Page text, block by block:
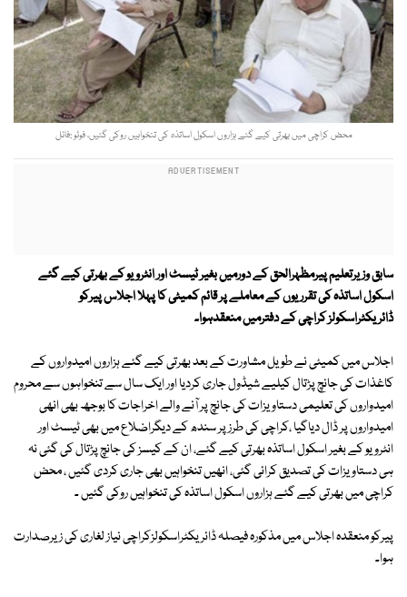
محض کراچی میں بھرتی کیے گئے ہزاروں اسکول اساتذہ کی تنخواہیں روکی گئیں، فوٹو :فائل
سابق وزیرتعلیم پیرمظہرالحق کے دورمیں بغیر ٹیسٹ اور انٹرویو کے بھرتی کیے گئے
اسکول اساتذہ کی تقرریوں کے معاملے پر قائم کمیٹی کا پہلا اجلاس پیرکو
ڈائریکٹراسکولز کراچی کے دفترمیں منعقدہوا۔
اجلاس میں کمیٹی نے طویل مشاورت کے بعد بھرتی کیے گئے ہزاروں امیدواروں کے
کاغذات کی جانچ پڑتال کیلیے شیڈول جاری کردیا اور ایک سال سے تنخواہوں سے محروم
امیدواروں کی تعلیمی دستاویزات کی جانچ پر آنے والے اخراجات کا بوجھ بھی انھی
امیدواروں پر ڈال دیاگیا ،کراچی کی طرز پر سندھ کے دیگراضلاع میں بھی ٹیسٹ اور
انٹرویو کے بغیر اسکول اساتذہ بھرتی کیے گئے، ان کے کیسز کی جانچ پڑتال کی گئی نہ
ہی دستاویزات کی تصدیق کرائی گئی، انھیں تنخواہیں بھی جاری کردی گئیں ، محض
کراچی میں بھرتی کیے گئے ہزاروں اسکول اساتذہ کی تنخواہیں روکی گئیں ۔
پیرکو منعقدہ اجلاس میں مذکورہ فیصلہ ڈائریکٹراسکولزکراچی نیاز لغاری کی زیرصدارت
ہوا۔